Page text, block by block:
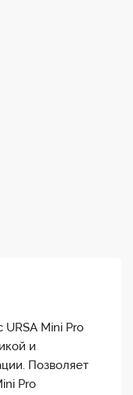
Mini Pro
и
Позволяет
Pro